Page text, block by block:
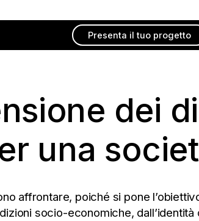
Presenta il tuo progetto
dei
una
affrontare, poiché si pone
socio-economiche, dall’identità